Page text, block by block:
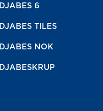
DJABES 6
DJABES TILES
DJABES NOK
DJABESKRUP